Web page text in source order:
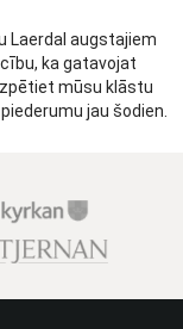
Laerdal augstajiem
ka gatavojat
mūsu klāstu
jau šodien.